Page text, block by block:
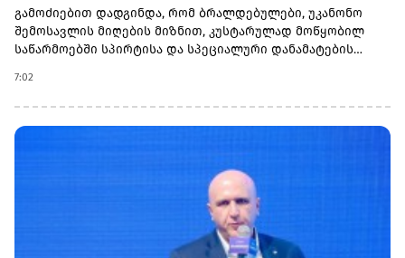
გამოძიებით დადგინდა, რომ ბრალდებულები, უკანონო
შემოსავლის მიღების მიზნით, კუსტარულად მოწყობილ
საწარმოებში სპირტისა და სპეციალური დანამატების
ალკოჰოლურ სასმელებს. აღნიშნული პროდუქცია ყალბი
აქციზური მარკებით აჭარის რეგიონში მაღაზიებსა და
სარეალიზაციო ობიექტებიდან ამოღებულია
ფალსიფიცირებული ვისკი და არაყი, დიდი ოდენობით
სხვადასხვა ბრენდის მეორადი ბოთლები, გაურკვეველი
წარმოშობის სპირტიანი სასმელი, ყალბი აქციზური
მარკები, ასევე მათი დასამზადებელი ტექნიკა.ამ ეტაპზე
7:02